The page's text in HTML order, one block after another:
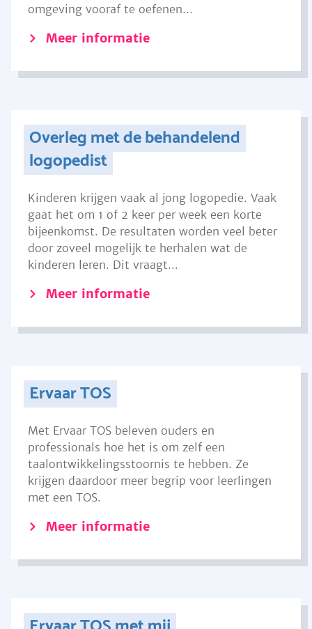
omgeving vooraf te oefenen...
Meer informatie
Overleg met de behandelend
logopedist
Kinderen krijgen vaak al jong logopedie. Vaak
gaat het om 1 of 2 keer per week een korte
bijeenkomst. De resultaten worden veel beter
door zoveel mogelijk te herhalen wat de
kinderen leren. Dit vraagt...
Meer informatie
Ervaar TOS
Met Ervaar TOS beleven ouders en
professionals hoe het is om zelf een
taalontwikkelingsstoornis te hebben. Ze
krijgen daardoor meer begrip voor leerlingen
met een TOS.
Meer informatie